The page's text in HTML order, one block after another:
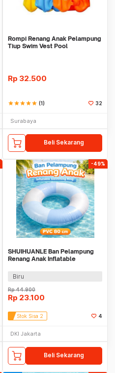
Rompi Renang Anak Pelampung
Tiup Swim Vest Pool
Rp 32.500
starstarstarstarstar (1) 32
Surabaya
Beli Sekarang
-49%
SHUIHUANLE Ban Pelampung
Renang Anak Inflatable
Biru
Rp44.900
Rp 23.100
Stok Sisa 2 4
DKI Jakarta
Beli Sekarang